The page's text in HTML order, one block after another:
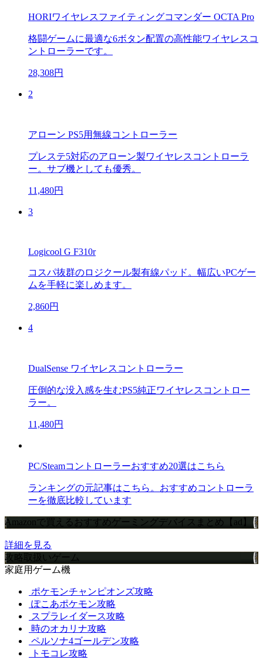
HORIワイヤレスファイティングコマンダー OCTA Pro
格闘ゲームに最適な6ボタン配置の高性能ワイヤレスコ
ントローラーです。
28,308円
2
アローン PS5用無線コントローラー
プレステ5対応のアローン製ワイヤレスコントローラ
ー。サブ機としても優秀。
11,480円
3
Logicool G F310r
コスパ抜群のロジクール製有線パッド。幅広いPCゲー
ムを手軽に楽しめます。
2,860円
4
DualSense ワイヤレスコントローラー
圧倒的な没入感を生むPS5純正ワイヤレスコントロー
ラー。
11,480円
PC/Steamコントローラーおすすめ20選はこちら
ランキングの元記事はこちら。おすすめコントローラ
ーを徹底比較しています
Amazonで買えるおすすめゲーミングデバイスまとめ【ad】
詳細を見る
攻略取扱いゲーム
家庭用ゲーム機
ポケモンチャンピオンズ攻略
ぽこあポケモン攻略
スプラレイダース攻略
時のオカリナ攻略
ペルソナ4ゴールデン攻略
トモコレ攻略